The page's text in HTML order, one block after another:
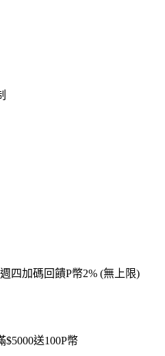
四加碼回饋P幣2% (無上限)
$5000送100P幣